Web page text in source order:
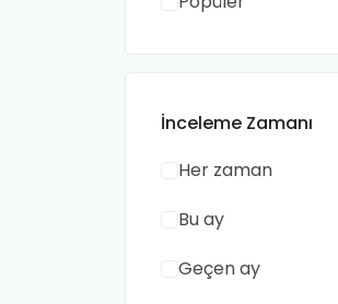
İnceleme Zamanı
Her zaman
Bu ay
Geçen ay